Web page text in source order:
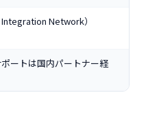
Network）
ートは国内パートナー経